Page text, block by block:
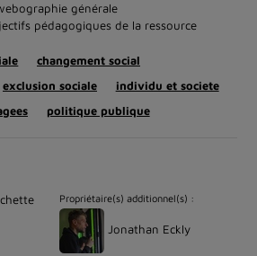
générale
pédagogiques de la ressource
changement social
exclusion sociale
individu et societe
politique publique
Propriétaire(s) additionnel(s) :
Jonathan Eckly